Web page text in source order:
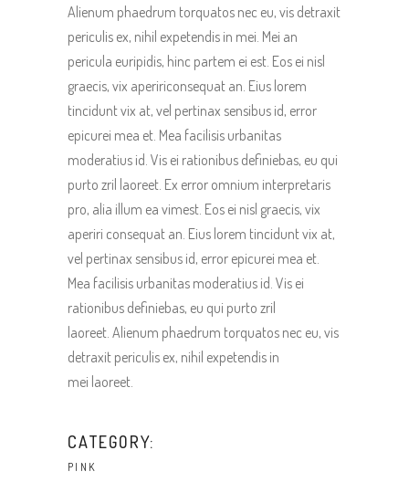
Alienum phaedrum torquatos nec eu, vis detraxit
periculis ex, nihil expetendis in mei. Mei an
pericula euripidis, hinc partem ei est. Eos ei nisl
graecis, vix apeririconsequat an. Eius lorem
tincidunt vix at, vel pertinax sensibus id, error
epicurei mea et. Mea facilisis urbanitas
moderatius id. Vis ei rationibus definiebas, eu qui
purto zril laoreet. Ex error omnium interpretaris
pro, alia illum ea vimest. Eos ei nisl graecis, vix
aperiri consequat an. Eius lorem tincidunt vix at,
vel pertinax sensibus id, error epicurei mea et.
Mea facilisis urbanitas moderatius id. Vis ei
rationibus definiebas, eu qui purto zril
laoreet. Alienum phaedrum torquatos nec eu, vis
detraxit periculis ex, nihil expetendis in
mei laoreet.
CATEGORY:
PINK